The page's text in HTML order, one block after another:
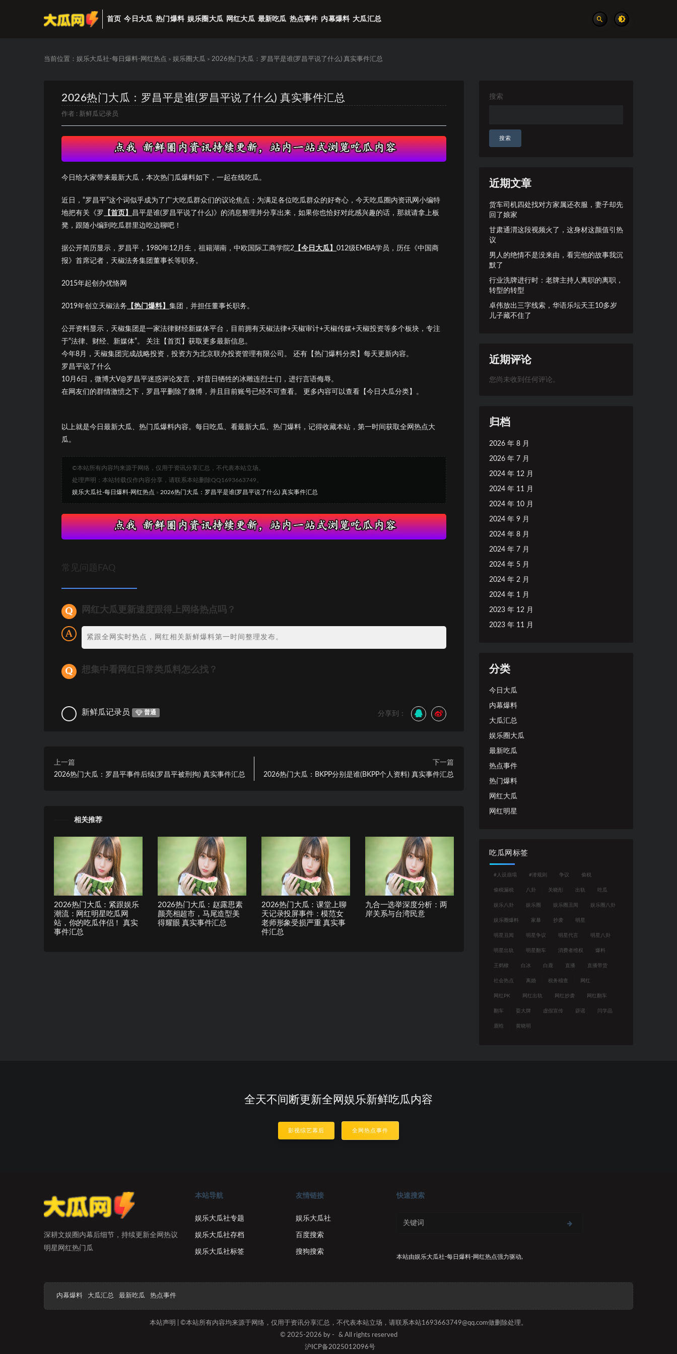
首页 今日大瓜 热门爆料 娱乐圈大瓜 网红大瓜 最新吃瓜 热点事件 内幕爆料 大瓜汇总
当前位置： 娱乐大瓜社-每日爆料-网红热点 > 娱乐圈大瓜 > 2026热门大瓜：罗昌平是谁(罗昌平说了什么) 真实事件汇总
2026热门大瓜：罗昌平是谁(罗昌平说了什么) 真实事件汇总
作者 : 新鲜瓜记录员
今日给大家带来最新大瓜，本次热门瓜爆料如下，一起在线吃瓜。
近日，“罗昌平”这个词似乎成为了广大吃瓜群众们的议论焦点；为满足各位吃瓜群众的好奇心，今天吃瓜圈内资讯网小编特
地把有关《罗 【首页】 昌平是谁(罗昌平说了什么)》的消息整理并分享出来，如果你也恰好对此感兴趣的话，那就请拿上板
凳，跟随小编到吃瓜群里边吃边聊吧！
据公开简历显示，罗昌平，1980年12月生，祖籍湖南，中欧国际工商学院2 【今日大瓜】 012级EMBA学员，历任《中国商
报》首席记者，天椒法务集团董事长等职务。
2015年起创办优恪网
2019年创立天椒法务 【热门爆料】 集团，并担任董事长职务。
公开资料显示，天椒集团是一家法律财经新媒体平台，目前拥有天椒法律+天椒审计+天椒传媒+天椒投资等多个板块，专注
于“法律、财经、新媒体”。 关注【首页】获取更多最新信息。
今年8月，天椒集团完成战略投资，投资方为北京联办投资管理有限公司。 还有【热门爆料分类】每天更新内容。
罗昌平说了什么
10月6日，微博大V@罗昌平迷惑评论发言，对昔日牺牲的冰雕连烈士们，进行言语侮辱。
在网友们的群情激愤之下，罗昌平删除了微博，并且目前账号已经不可查看。 更多内容可以查看【今日大瓜分类】。
以上就是今日最新大瓜、热门瓜爆料内容。每日吃瓜、看最新大瓜、热门爆料，记得收藏本站，第一时间获取全网热点大
瓜。
©本站所有内容均来源于网络，仅用于资讯分享汇总，不代表本站立场。
处理声明：本站转载仅作内容分享，请联系本站删除QQ1693663749。
娱乐大瓜社-每日爆料-网红热点 » 2026热门大瓜：罗昌平是谁(罗昌平说了什么) 真实事件汇总
常见问题FAQ
网红大瓜更新速度跟得上网络热点吗？
紧跟全网实时热点，网红相关新鲜爆料第一时间整理发布。
想集中看网红日常类瓜料怎么找？
新鲜瓜记录员 普通 分享到：
上一篇
2026热门大瓜：罗昌平事件后续(罗昌平被刑拘) 真实事件汇总
下一篇
2026热门大瓜：BKPP分别是谁(BKPP个人资料) 真实事件汇总
相关推荐
2026热门大瓜：紧跟娱乐
潮流：网红明星吃瓜网
站，你的吃瓜伴侣！ 真实
事件汇总
2026热门大瓜：赵露思素
颜亮相超市，马尾造型美
得耀眼 真实事件汇总
2026热门大瓜：课堂上聊
天记录投屏事件：模范女
老师形象受损严重 真实事
件汇总
九合一选举深度分析：两
岸关系与台湾民意
搜索
搜索
近期文章
货车司机四处找对方家属还衣服，妻子却先
回了娘家
甘肃通渭这段视频火了，这身材这颜值引热
议
男人的绝情不是没来由，看完他的故事我沉
默了
行业洗牌进行时：老牌主持人离职的离职，
转型的转型
卓伟放出三字线索，华语乐坛天王10多岁
儿子藏不住了
近期评论
您尚未收到任何评论。
归档
2026 年 8 月
2026 年 7 月
2024 年 12 月
2024 年 11 月
2024 年 10 月
2024 年 9 月
2024 年 8 月
2024 年 7 月
2024 年 5 月
2024 年 2 月
2024 年 1 月
2023 年 12 月
2023 年 11 月
分类
今日大瓜
内幕爆料
大瓜汇总
娱乐圈大瓜
最新吃瓜
热点事件
热门爆料
网红大瓜
网红明星
吃瓜网标签
#人设崩塌 #潜规则 争议 偷税
偷税漏税 八卦 关晓彤 出轨 吃瓜
娱乐八卦 娱乐圈 娱乐圈丑闻 娱乐圈八卦
娱乐圈爆料 家暴 抄袭 明星
明星丑闻 明星争议 明星代言 明星八卦
明星出轨 明星翻车 消费者维权 爆料
王鹤棣 白冰 白鹿 直播 直播带货
社会热点 离婚 税务稽查 网红
网红PK 网红出轨 网红抄袭 网红翻车
翻车 耍大牌 虚假宣传 辟谣 闫学晶
鹿晗 黄晓明
全天不间断更新全网娱乐新鲜吃瓜内容
影视综艺幕后 全网热点事件
深耕文娱圈内幕后细节，持续更新全网热议
明星网红热门瓜
本站导航
娱乐大瓜社专题
娱乐大瓜社存档
娱乐大瓜社标签
友情链接
娱乐大瓜社
百度搜索
搜狗搜索
快速搜索
本站由娱乐大瓜社-每日爆料-网红热点强力驱动,
内幕爆料 大瓜汇总 最新吃瓜 热点事件
本站声明 | ©本站所有内容均来源于网络，仅用于资讯分享汇总，不代表本站立场，请联系本站1693663749@qq.com做删除处理。
© 2025-2026 by -
& All rights reserved
沪ICP备2025012096号